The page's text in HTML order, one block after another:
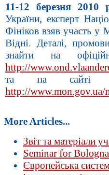
11-12 березня 2010
України, експерт
Фініков взяв участь у
Відні. Деталі,
знайти на
http://
та на сайті
http://www.mon.gov.ua/
More Articles...
Звіт та матеріали
Seminar for
Європейська